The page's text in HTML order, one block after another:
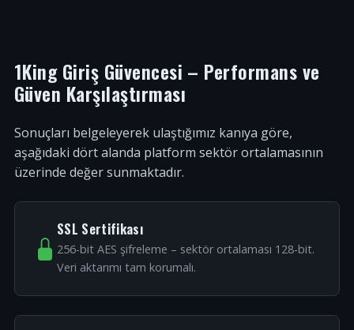
1King Giriş Güvencesi – Performans ve
Güven Karşılaştırması
Sonuçları belgeleyerek ulaştığımız kanıya göre,
aşağıdaki dört alanda platform sektör ortalamasının
üzerinde değer sunmaktadır.
SSL Sertifikası
256-bit AES şifreleme – sektör ortalaması 128-bit.
Veri aktarımı tam korumalı.